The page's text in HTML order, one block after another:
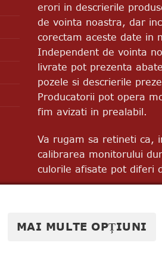
erori in descrierile
de vointa noastra, dar
corectam aceste date in
Independent de vointa
livrate pot prezenta
pozele si descrierile
Producatorii pot opera
fim avizati in prealabil.
Va rugam sa retineti ca,
calibrarea monitorului
culorile afisate pot diferi
MAI MULTE OPȚIUNI